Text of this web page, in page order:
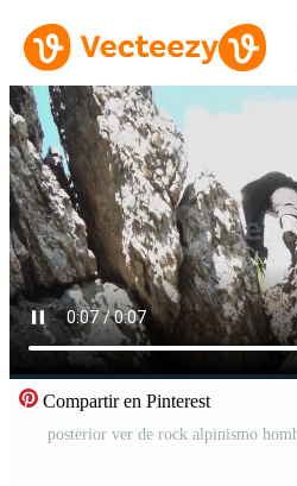
Compartir en Pinterest